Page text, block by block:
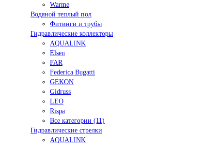
Warme
Водяной теплый пол
Фитинги и трубы
Гидравлические коллекторы
AQUALINK
Elsen
FAR
Federica Bugatti
GEKON
Gidruss
LEO
Rispa
Все категории (11)
Гидравлические стрелки
AQUALINK